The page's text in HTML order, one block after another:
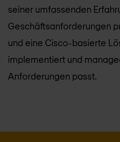
seiner umfassenden
Geschäftsanforderungen
und eine Cisco-basierte
implementiert und
Anforderungen passt.